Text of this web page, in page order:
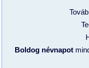
Boldog névnapot